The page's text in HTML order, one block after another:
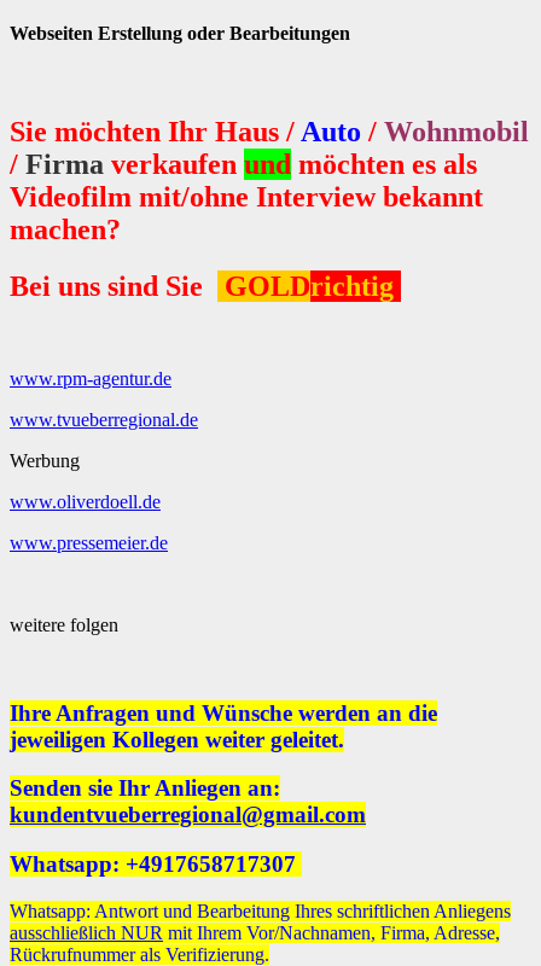
Webseiten Erstellung oder Bearbeitungen
Sie möchten Ihr Haus /Auto / Wohnmobil
/ Firma verkaufen und möchten es als
Videofilm mit/ohne Interview bekannt
machen?
Bei uns sind Sie
GOLDrichtig
www.rpm-agentur.de
www.tvueberregional.de
Werbung
www.oliverdoell.de
www.pressemeier.de
weitere folgen
Ihre Anfragen und Wünsche werden an die
jeweiligen Kollegen weiter geleitet.
Senden sie Ihr Anliegen an:
kundentvueberregional@gmail.com
Whatsapp: +4917658717307
Whatsapp: Antwort und Bearbeitung Ihres schriftlichen Anliegens
ausschließlich NUR mit Ihrem Vor/Nachnamen, Firma, Adresse,
Rückrufnummer als Verifizierung.